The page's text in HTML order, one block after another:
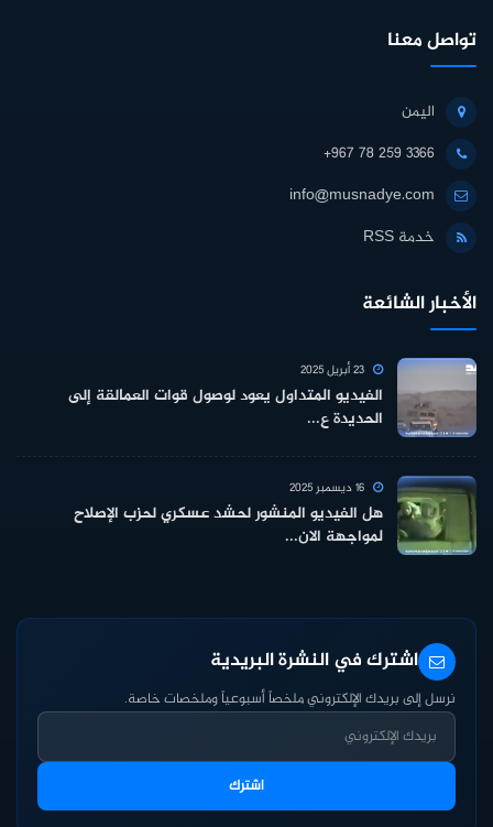
تواصل معنا
اليمن
+967 78 259 3366
info@musnadye.com
خدمة RSS
الأخبار الشائعة
الفيديو المتداول يعود لوصول قوات العمالقة إلى
الحديدة ع...
هل الفيديو المنشور لحشد عسكري لحزب الإصلاح
لمواجهة الان...
اشترك في النشرة البريدية
نرسل إلى بريدك الإلكتروني ملخصاً أسبوعياً وملخصات خاصة.
اشترك